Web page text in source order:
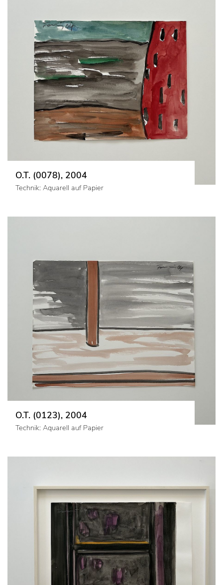
O.T. (0078), 2004
Technik: Aquarell auf Papier
O.T. (0123), 2004
Technik: Aquarell auf Papier